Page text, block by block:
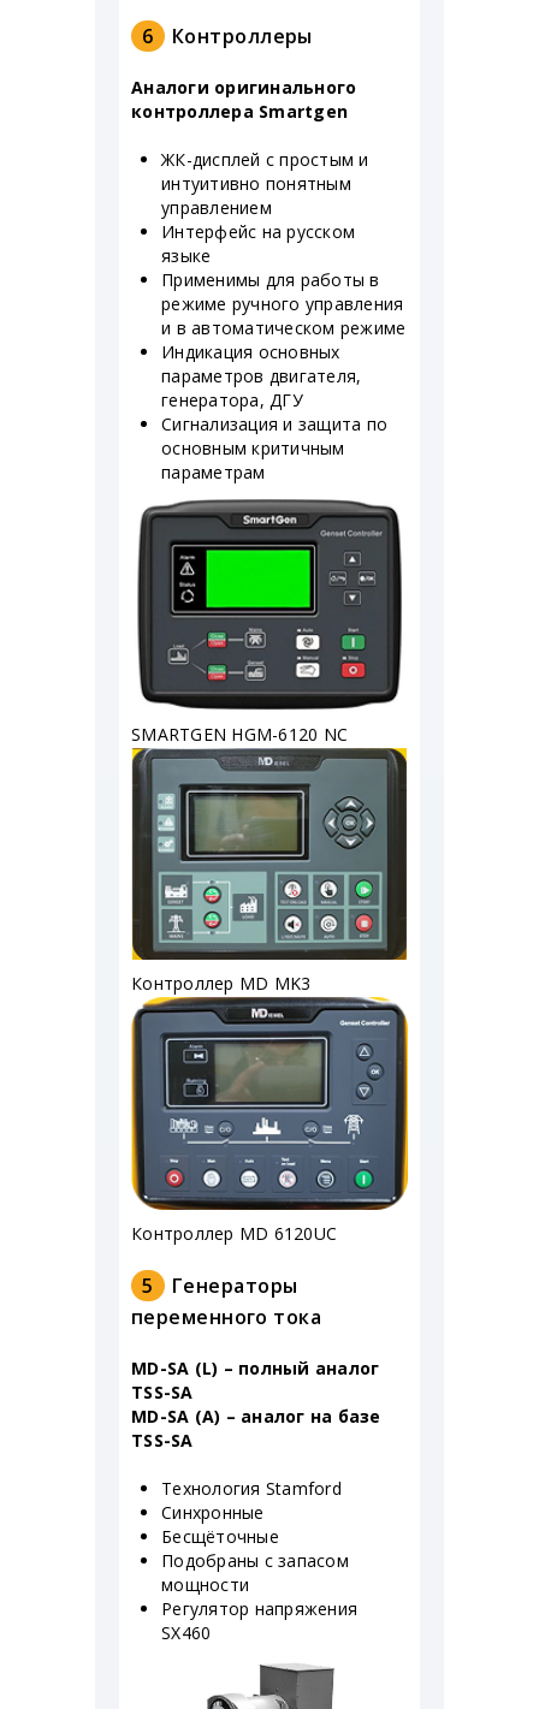
6 Контроллеры
Аналоги оригинального
контроллера Smartgen
ЖК-дисплей с простым и
интуитивно понятным
управлением
Интерфейс на русском
языке
Применимы для работы в
режиме ручного управления
и в автоматическом режиме
Индикация основных
параметров двигателя,
генератора, ДГУ
Сигнализация и защита по
основным критичным
параметрам
SMARTGEN HGM-6120 NC
Контроллер MD MK3
Контроллер MD 6120UC
5
Генераторы
переменного тока
MD-SA (L) – полный аналог
TSS-SA
MD-SA (A) – аналог на базе
TSS-SA
Технология Stamford
Синхронные
Бесщёточные
Подобраны с запасом
мощности
Регулятор напряжения
SX460